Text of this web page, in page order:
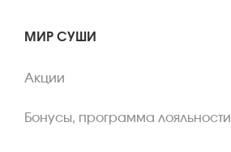
МИР СУШИ
Акции
Бонусы, программа лояльности